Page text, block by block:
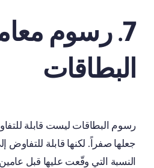
7. رسوم
البطاقات
رسوم البطاقات ليست قابلة
جعلها صفراً. لكنها قابلة للتفاوض
النسبة التي وقّعت عليها قبل